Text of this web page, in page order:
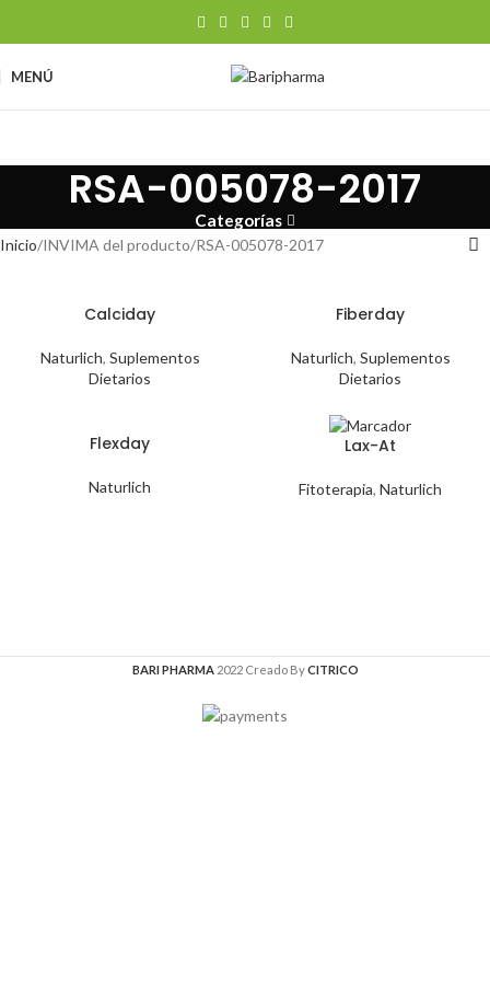
MENÚ
RSA-005078-2017
Categorías
Inicio INVIMA del producto RSA-005078-2017
Calciday
Naturlich, Suplementos
Dietarios
Fiberday
Naturlich, Suplementos
Dietarios
Flexday
Naturlich
Lax-At
Fitoterapia, Naturlich
BARI PHARMA 2022 Creado ByCITRICO